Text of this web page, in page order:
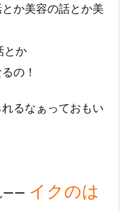
か美容の話とか美
とか
の！
るなぁっておもい
ー イクのは